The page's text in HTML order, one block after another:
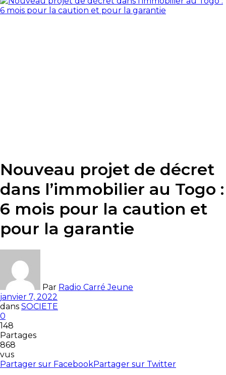
Nouveau projet de décret
dans l’immobilier au Togo :
6 mois pour la caution et
pour la garantie
Par Radio Carré Jeune
janvier 7, 2022
dans SOCIETE
0
148
Partages
868
vus
Partager sur FacebookPartager sur Twitter